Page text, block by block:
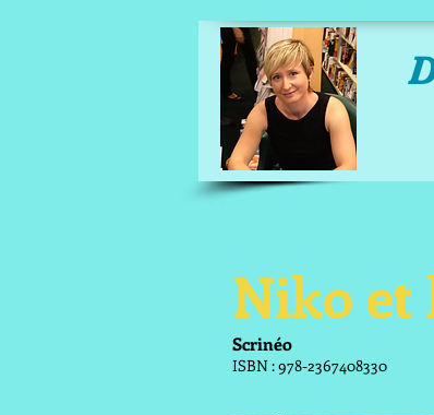
Niko et
Scrinéo
ISBN : 978-2367408330